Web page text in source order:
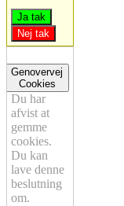
Ja tak
Nej tak
Genovervej
Cookies
Du har
afvist at
gemme
cookies.
Du kan
lave denne
beslutning
om.